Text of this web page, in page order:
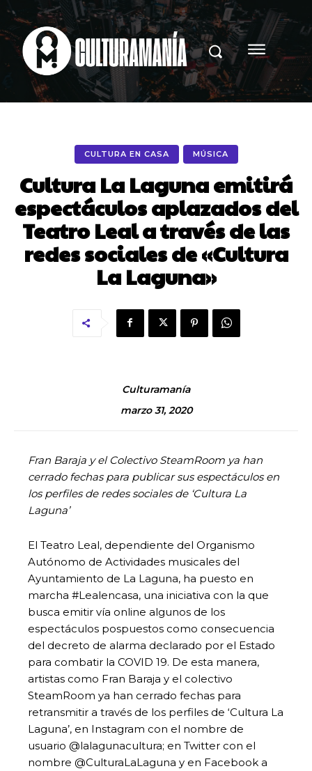
CULTURA EN CASA MÚSICA
Cultura La Laguna emitirá
espectáculos aplazados del
Teatro Leal a través de las
redes sociales de «Cultura
La Laguna»
Culturamanía
marzo 31, 2020
Fran Baraja y el Colectivo SteamRoom ya han
cerrado fechas para publicar sus espectáculos en
los perfiles de redes sociales de ‘Cultura La
Laguna’
El Teatro Leal, dependiente del Organismo
Autónomo de Actividades musicales del
Ayuntamiento de La Laguna, ha puesto en
marcha #Lealencasa, una iniciativa con la que
busca emitir vía online algunos de los
espectáculos pospuestos como consecuencia
del decreto de alarma declarado por el Estado
para combatir la COVID 19. De esta manera,
artistas como Fran Baraja y el colectivo
SteamRoom ya han cerrado fechas para
retransmitir a través de los perfiles de ‘Cultura La
Laguna’, en Instagram con el nombre de
usuario @lalagunacultura; en Twitter con el
nombre @CulturaLaLaguna y en Facebook a